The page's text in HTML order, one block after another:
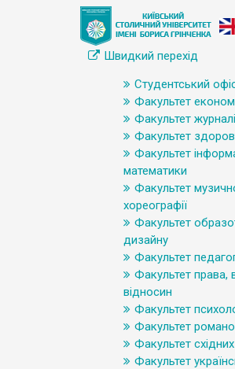
Швидкий перехід
Студентський
Факультет
Факультет
Факультет
Факультет
математики
Факультет
хореографії
Факультет
дизайну
Факультет
Факультет права,
відносин
Факультет
Факультет
Факультет
Факультет